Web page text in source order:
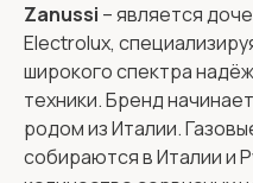
Zanussi – является
Electrolux,
широкого спектра
техники. Бренд
родом из Италии.
собираются в Италии и